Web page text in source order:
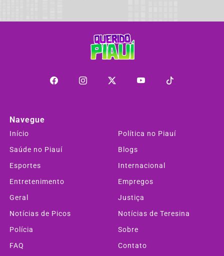
Navegue
Início
Política no Piauí
Saúde no Piauí
Blogs
Esportes
Internacional
Entretenimento
Empregos
Geral
Justiça
Notícias de Picos
Notícias de Teresina
Polícia
Sobre
FAQ
Contato